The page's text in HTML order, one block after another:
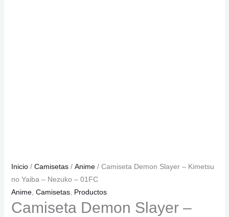
Inicio/ Camisetas/ Anime/ Camiseta Demon Slayer – Kimetsu
no Yaiba – Nezuko – 01FC
Anime, Camisetas, Productos
Camiseta Demon Slayer –